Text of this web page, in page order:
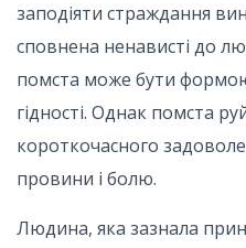
заподіяти страждання
сповнена ненависті до
помста може бути формою
гідності. Однак помста
короткочасного
провини і болю.
Людина, яка зазнала